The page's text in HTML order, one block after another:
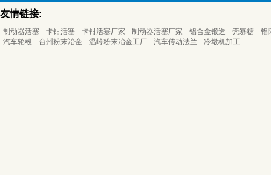
友情链接:
制动器活塞 卡钳活塞 卡钳活塞厂家 制动器活塞厂家 铝合金锻造 壳寡糖
铝
汽车轮毂
台州粉末冶金 温岭粉末冶金工厂 汽车传动法兰 冷墩机加工